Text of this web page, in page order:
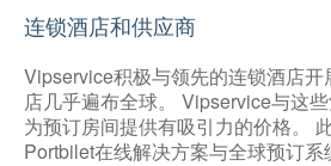
连锁酒店和供应商
Vipservice积极与领先的连锁酒店
店几乎遍布全球。 Vipservice与这
为预订房间提供有吸引力的价格。
Portbilet在线解决方案与全球预订系